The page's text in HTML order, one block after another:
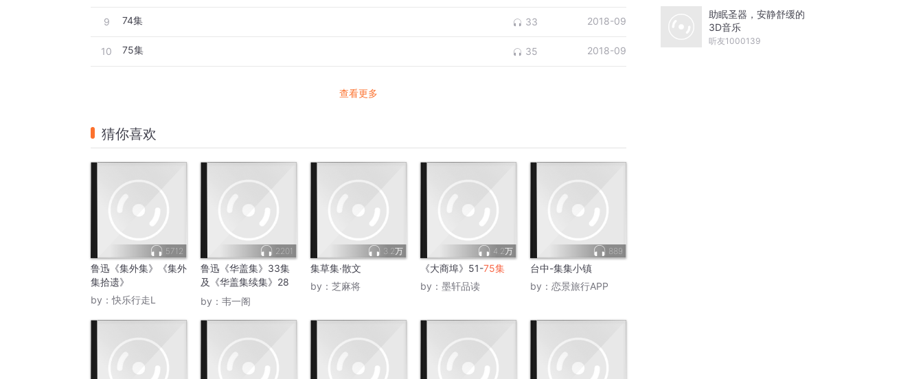
9 74集 33 2018-09
10 75集 35 2018-09
查看更多
猜你喜欢
5712
鲁迅《集外集》《集外
集拾遗》
by：快乐行走L
2201
鲁迅《华盖集》33集
及《华盖集续集》28
集
by： 韦一阁
3.2万
集草集·散文
by： 芝麻将
4.2万
《大商埠》51-75集
by： 墨轩品读
889
台中-集集小镇
by： 恋景旅行APP
助眠圣器，安静舒缓的
3D音乐
听友1000139